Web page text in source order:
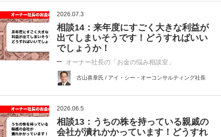
2026.07.3
相談14：来年度にすごく大きな利益が
出てしまいそうです！どうすればいい
でしょうか！
オーナー社長の「お金の悩み相談室」
古山喜章氏 / アイ・シー・オーコンサルティング社長
2026.06.5
相談13：うちの株を持っている親戚の
会社が潰れかかっています！どうすれ